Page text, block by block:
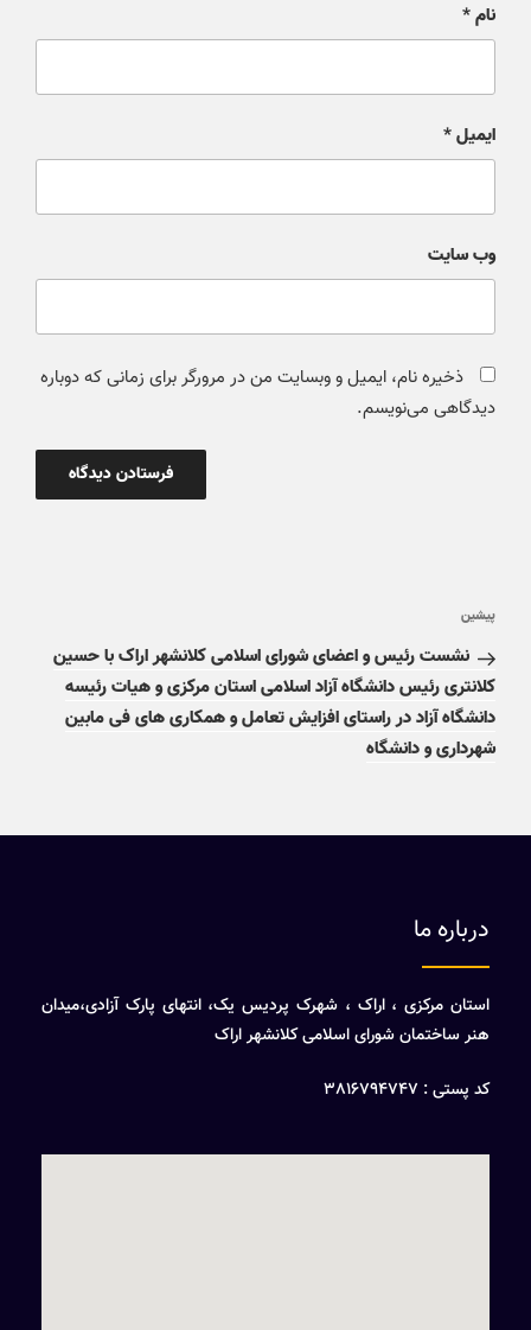
نام*
ایمیل*
وب‌ سایت
ذخیره نام، ایمیل و وبسایت من در مرورگر برای زمانی که دوباره
دیدگاهی می‌نویسم.
پیشین
نشست رئیس و اعضای شورای اسلامی کلانشهر اراک با حسین
کلانتری رئیس دانشگاه آزاد اسلامی استان مرکزی و هیات رئیسه
دانشگاه آزاد در راستای افزایش تعامل و همکاری های فی مابین
شهرداری و دانشگاه
درباره ما
استان مرکزی ، اراک ، شهرک پردیس یک، انتهای پارک آزادی،میدان
هنر ساختمان شورای اسلامی کلانشهر اراک
کد پستی : 3816794747